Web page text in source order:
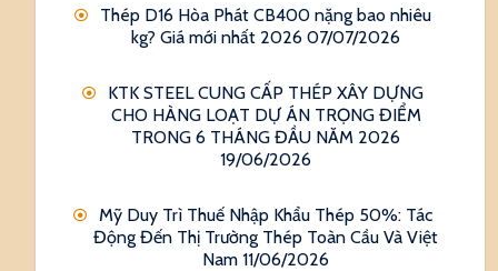
Thép D16 Hòa Phát CB400 nặng bao nhiêu
kg? Giá mới nhất 2026 07/07/2026
KTK STEEL CUNG CẤP THÉP XÂY DỰNG
CHO HÀNG LOẠT DỰ ÁN TRỌNG ĐIỂM
TRONG 6 THÁNG ĐẦU NĂM 2026
19/06/2026
Mỹ Duy Trì Thuế Nhập Khẩu Thép 50%: Tác
Động Đến Thị Trường Thép Toàn Cầu Và Việt
Nam 11/06/2026